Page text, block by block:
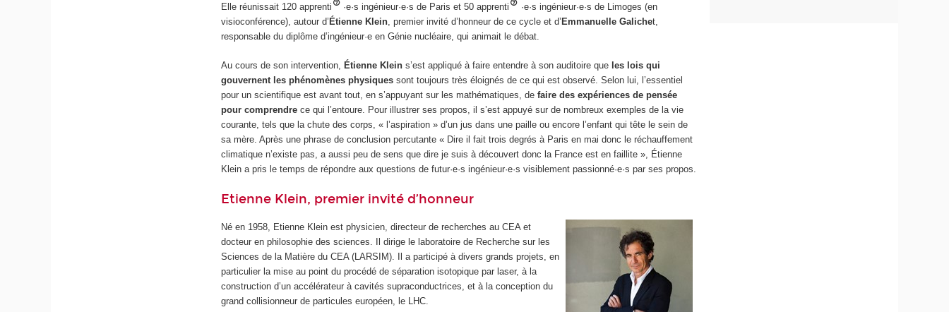
Elle réunissait 120 apprenti ·e·s ingénieur·e·s de Paris et 50 apprenti
·e·s ingénieur·e·s de Limoges (en
visioconférence), autour d’ Étienne Klein, premier invité d’honneur de ce cycle et d’ Emmanuelle Galichet,
responsable du diplôme d’ingénieur·e en Génie nucléaire, qui animait le débat.
Au cours de son intervention,Étienne Klein s’est appliqué à faire entendre à son auditoire que les lois qui
gouvernent les phénomènes physiques sont toujours très éloignés de ce qui est observé. Selon lui, l’essentiel
pour un scientifique est avant tout, en s’appuyant sur les mathématiques, de faire des expériences de pensée
pour comprendre ce qui l’entoure. Pour illustrer ses propos, il s’est appuyé sur de nombreux exemples de la vie
courante, tels que la chute des corps, « l’aspiration » d’un jus dans une paille ou encore l’enfant qui tête le sein de
sa mère. Après une phrase de conclusion percutante « Dire il fait trois degrés à Paris en mai donc le réchauffement
climatique n’existe pas, a aussi peu de sens que dire je suis à découvert donc la France est en faillite », Étienne
Klein a pris le temps de répondre aux questions de futur·e·s ingénieur·e·s visiblement passionné·e·s par ses propos.
Etienne Klein, premier invité d’honneur
Né en 1958, Etienne Klein est physicien, directeur de recherches au CEA et
docteur en philosophie des sciences. Il dirige le laboratoire de Recherche sur les
Sciences de la Matière du CEA (LARSIM). Il a participé à divers grands projets, en
particulier la mise au point du procédé de séparation isotopique par laser, à la
construction d’un accélérateur à cavités supraconductrices, et à la conception du
grand collisionneur de particules européen, le LHC.